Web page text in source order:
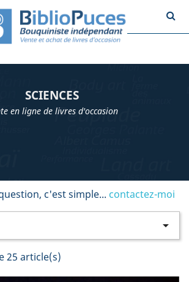
SCIENCES
en ligne de livres d'occasion
c'est simple... contactez-moi

25 article(s)